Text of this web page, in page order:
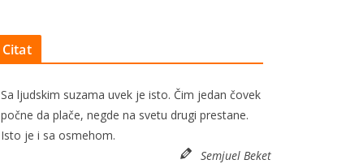
Citat
Sa ljudskim suzama uvek je isto. Čim jedan čovek
počne da plače, negde na svetu drugi prestane.
Isto je i sa osmehom.
Semjuel Beket